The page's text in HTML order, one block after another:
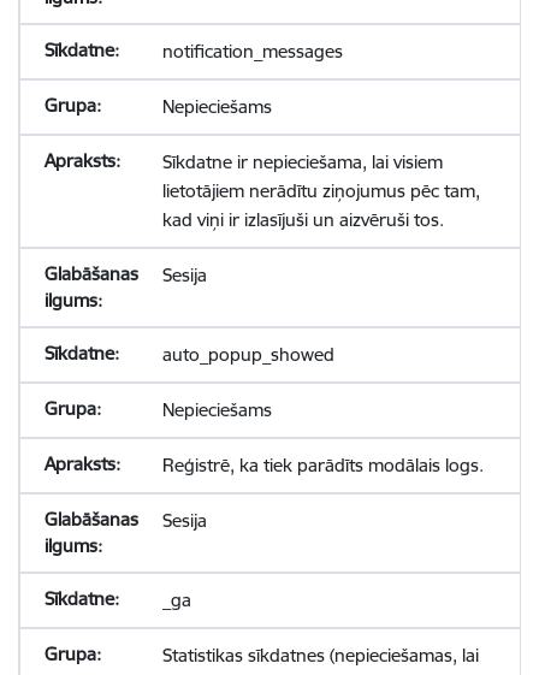
notification_messages
Nepieciešams
Sīkdatne ir nepieciešama, lai visiem
lietotājiem nerādītu ziņojumus pēc tam,
kad viņi ir izlasījuši un aizvēruši tos.
Sesija
auto_popup_showed
Nepieciešams
Reģistrē, ka tiek parādīts modālais logs.
Sesija
_ga
Statistikas sīkdatnes (nepieciešamas, lai